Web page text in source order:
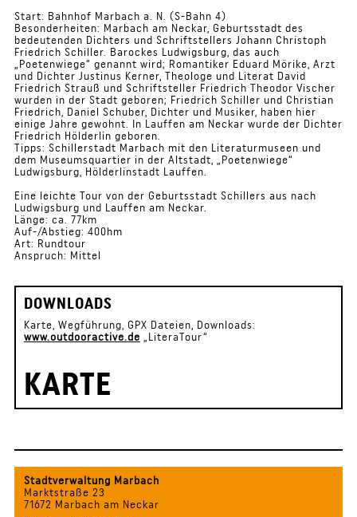
Start: Bahnhof Marbach a. N. (S-Bahn 4)
Besonderheiten: Marbach am Neckar, Geburtsstadt des
bedeutenden Dichters und Schriftstellers Johann Christoph
Friedrich Schiller. Barockes Ludwigsburg, das auch
„Poetenwiege“ genannt wird; Romantiker Eduard Mörike, Arzt
und Dichter Justinus Kerner, Theologe und Literat David
Friedrich Strauß und Schriftsteller Friedrich Theodor Vischer
wurden in der Stadt geboren; Friedrich Schiller und Christian
Friedrich, Daniel Schuber, Dichter und Musiker, haben hier
einige Jahre gewohnt. In Lauffen am Neckar wurde der Dichter
Friedrich Hölderlin geboren.
Tipps: Schillerstadt Marbach mit den Literaturmuseen und
dem Museumsquartier in der Altstadt, „Poetenwiege“
Ludwigsburg, Hölderlinstadt Lauffen.
Eine leichte Tour von der Geburtsstadt Schillers aus nach
Ludwigsburg und Lauffen am Neckar.
Länge: ca. 77km
Auf-/Abstieg: 400hm
Art: Rundtour
Anspruch: Mittel
DOWNLOADS
Karte, Wegführung, GPX Dateien, Downloads:
www.outdooractive.de „LiteraTour“
KARTE
Stadtverwaltung Marbach
Marktstraße 23
71672 Marbach am Neckar